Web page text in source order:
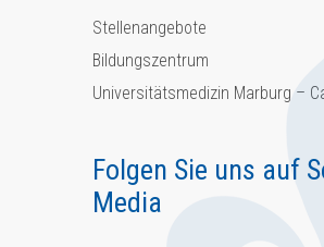
Stellenangebote
Bildungszentrum
Universitätsmedizin Marburg –
Folgen Sie uns auf
Media